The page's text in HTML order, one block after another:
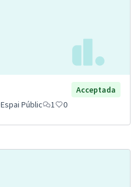
Acceptada
Espai Públic 1 0